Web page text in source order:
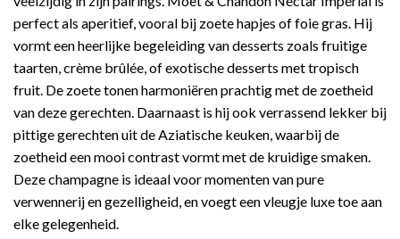
perfect als aperitief, vooral bij zoete hapjes of foie gras. Hij
vormt een heerlijke begeleiding van desserts zoals fruitige
taarten, crème brûlée, of exotische desserts met tropisch
fruit. De zoete tonen harmoniëren prachtig met de zoetheid
van deze gerechten. Daarnaast is hij ook verrassend lekker bij
pittige gerechten uit de Aziatische keuken, waarbij de
zoetheid een mooi contrast vormt met de kruidige smaken.
Deze champagne is ideaal voor momenten van pure
verwennerij en gezelligheid, en voegt een vleugje luxe toe aan
elke gelegenheid.